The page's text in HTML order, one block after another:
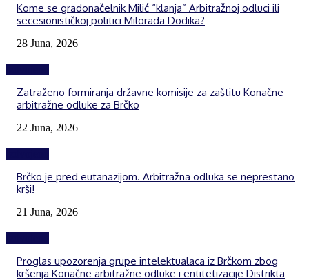
Kome se gradonačelnik Milić “klanja” Arbitražnoj odluci ili
secesionističkoj politici Milorada Dodika?
28 Juna, 2026
Zatraženo formiranja državne komisije za zaštitu Konačne
arbitražne odluke za Brčko
22 Juna, 2026
Brčko je pred eutanazijom. Arbitražna odluka se neprestano
krši!
21 Juna, 2026
Proglas upozorenja grupe intelektualaca iz Brčkom zbog
kršenja Konačne arbitražne odluke i entitetizacije Distrikta